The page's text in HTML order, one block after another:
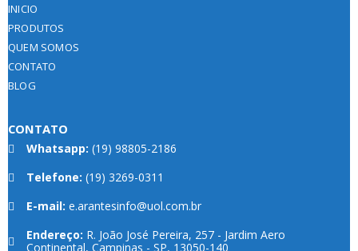
INICIO
PRODUTOS
QUEM SOMOS
CONTATO
BLOG
CONTATO
Whatsapp: (19) 98805-2186
Telefone: (19) 3269-0311
E-mail: e.arantesinfo@uol.com.br
Endereço: R. João José Pereira, 257 - Jardim Aero
Continental, Campinas - SP, 13050-140